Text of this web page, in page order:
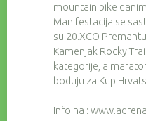
mountain bike
Manifestacija se
su 20.XCO
Kamenjak Rocky
kategorije, a
boduju za Kup
Info na :